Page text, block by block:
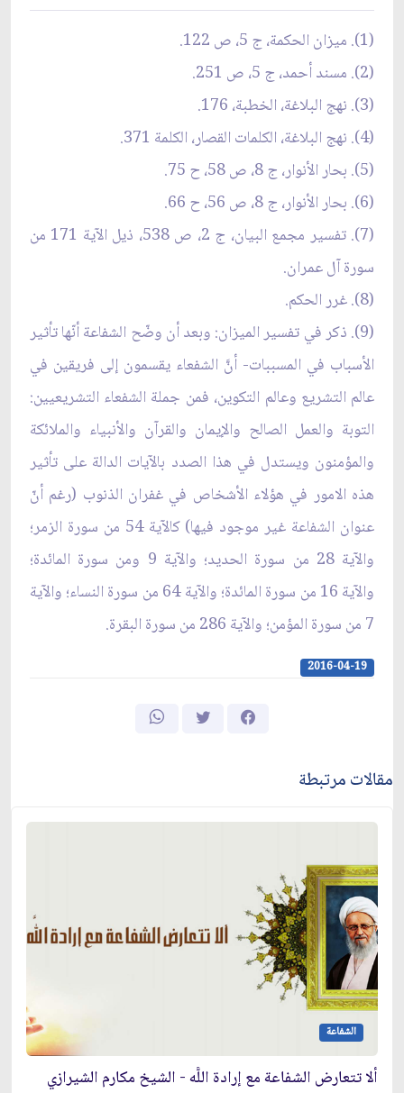
(1). ميزان الحكمة، ج 5، ص 122.
(2). مسند أحمد، ج 5، ص 251.
(3). نهج البلاغة، الخطبة، 176.
(4). نهج البلاغة، الكلمات القصار، الكلمة 371.
(5). بحار الأنوار، ج 8، ص 58، ح 75.
(6). بحار الأنوار، ج 8، ص 56، ح 66.
(7). تفسير مجمع البيان، ج 2، ص 538، ذيل الآية 171 من
سورة آل عمران.
(8). غرر الحكم.
(9). ذكر في تفسير الميزان: وبعد أن وضّح الشفاعة أنّها تأثير
الأسباب في المسببات- أنَّ الشفعاء يقسمون إلى‏ فريقين في
عالم التشريع وعالم التكوين، فمن جملة الشفعاء التشريعيين:
التوبة والعمل الصالح والإيمان والقرآن والأنبياء والملائكة
والمؤمنون ويستدل في هذا الصدد بالآيات الدالة على‏ تأثير
هذه الامور في هؤلاء الأشخاص في غفران الذنوب (رغم أنّ
عنوان الشفاعة غير موجود فيها) كالآية 54 من سورة الزمر؛
والآية 28 من سورة الحديد؛ والآية 9 ومن سورة المائدة؛
والآية 16 من سورة المائدة؛ والآية 64 من سورة النساء؛ والآية
7 من سورة المؤمن؛ والآية 286 من سورة البقرة.
2016-04-19
مقالات مرتبطة
الشفاعة
ألا تتعارض الشفاعة مع إرادة اللَّه - الشيخ مكارم الشيرازي